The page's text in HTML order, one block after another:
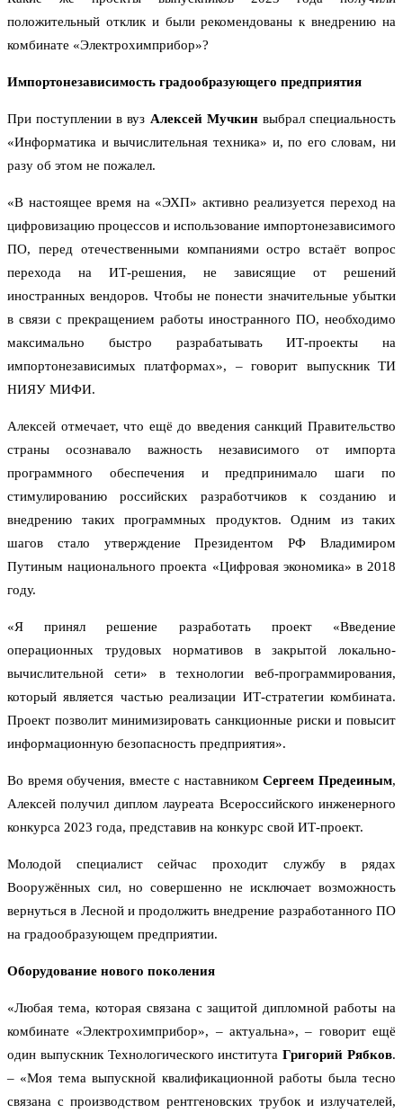
положительный отклик и были рекомендованы к внедрению на
комбинате «Электрохимприбор»?
Импортонезависимость градообразующего предприятия
При поступлении в вуз Алексей Мучкин выбрал специальность
«Информатика и вычислительная техника» и, по его словам, ни
разу об этом не пожалел.
«В настоящее время на «ЭХП» активно реализуется переход на
цифровизацию процессов и использование импортонезависимого
ПО, перед отечественными компаниями остро встаёт вопрос
перехода на ИТ-решения, не зависящие от решений
иностранных вендоров. Чтобы не понести значительные убытки
в связи с прекращением работы иностранного ПО, необходимо
максимально быстро разрабатывать ИТ-проекты на
импортонезависимых платформах», – говорит выпускник ТИ
НИЯУ МИФИ.
Алексей отмечает, что ещё до введения санкций Правительство
страны осознавало важность независимого от импорта
программного обеспечения и предпринимало шаги по
стимулированию российских разработчиков к созданию и
внедрению таких программных продуктов. Одним из таких
шагов стало утверждение Президентом РФ Владимиром
Путиным национального проекта «Цифровая экономика» в 2018
году.
«Я принял решение разработать проект «Введение
операционных трудовых нормативов в закрытой локально-
вычислительной сети» в технологии веб-программирования,
который является частью реализации ИТ-стратегии комбината.
Проект позволит минимизировать санкционные риски и повысит
информационную безопасность предприятия».
Во время обучения, вместе с наставникомСергеем Предеиным,
Алексей получил диплом лауреата Всероссийского инженерного
конкурса 2023 года, представив на конкурс свой ИТ-проект.
Молодой специалист сейчас проходит службу в рядах
Вооружённых сил, но совершенно не исключает возможность
вернуться в Лесной и продолжить внедрение разработанного ПО
на градообразующем предприятии.
Оборудование нового поколения
«Любая тема, которая связана с защитой дипломной работы на
комбинате «Электрохимприбор», – актуальна», – говорит ещё
один выпускник Технологического институтаГригорий Рябков.
– «Моя тема выпускной квалификационной работы была тесно
связана с производством рентгеновских трубок и излучателей,